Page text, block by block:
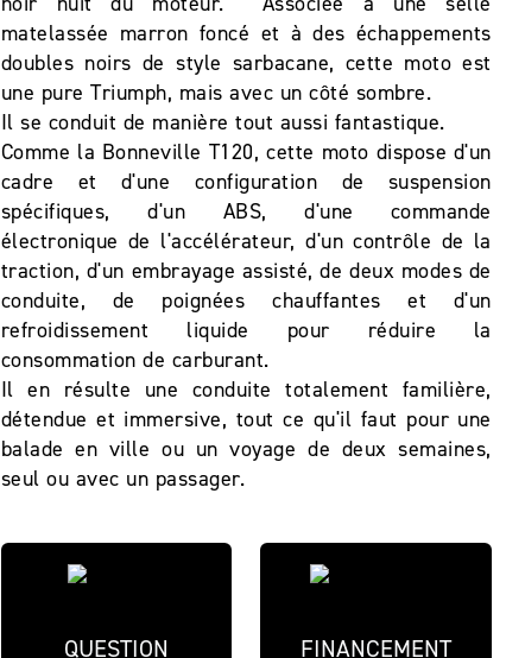
matelassée marron foncé et à des échappements
doubles noirs de style sarbacane, cette moto est
une pure Triumph, mais avec un côté sombre.
Il se conduit de manière tout aussi fantastique.
Comme la Bonneville T120, cette moto dispose d'un
cadre et d'une configuration de suspension
spécifiques, d'un ABS, d'une commande
électronique de l'accélérateur, d'un contrôle de la
traction, d'un embrayage assisté, de deux modes de
conduite, de poignées chauffantes et d'un
refroidissement liquide pour réduire la
consommation de carburant.
Il en résulte une conduite totalement familière,
détendue et immersive, tout ce qu'il faut pour une
balade en ville ou un voyage de deux semaines,
seul ou avec un passager.
QUESTION FINANCEMENT